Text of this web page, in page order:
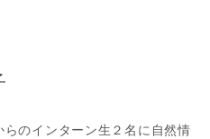
のインターン生２名に自然情